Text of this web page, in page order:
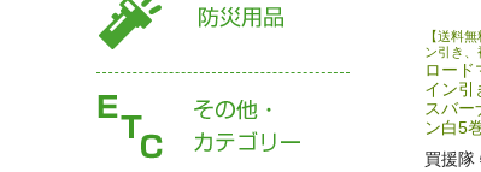
【送料
ン引き、
ロード
イン引
スバー
ン白5
買援隊